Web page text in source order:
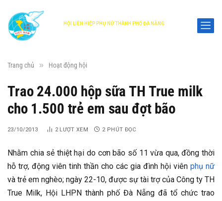
HỘI LIÊN HIỆP PHỤ NỮ THÀNH PHỐ ĐÀ NẴNG
Trang chủ » Hoạt động hội
Trao 24.000 hộp sữa TH True milk
cho 1.500 trẻ em sau đợt bão
23/10/2013 2 LƯỢT XEM 2 PHÚT ĐỌC
Nhằm chia sẻ thiệt hại do cơn bão số 11 vừa qua, đồng thời
hỗ trợ, động viên tinh thần cho các gia đình hội viên phụ nữ
và trẻ em nghèo; ngày 22-10, được sự tài trợ của Công ty TH
True Milk, Hội LHPN thành phố Đà Nẵng đã tổ chức trao